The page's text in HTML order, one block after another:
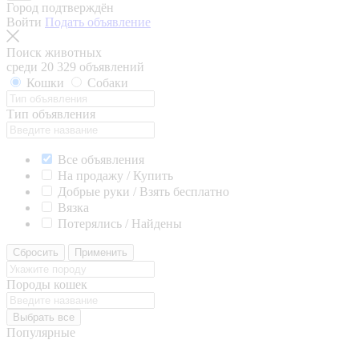
Город подтверждён
Войти Подать объявление
Поиск животных
среди 20 329 объявлений
Кошки
Собаки
Тип объявления
Все объявления
На продажу / Купить
Добрые руки / Взять бесплатно
Вязка
Потерялись / Найдены
Сбросить Применить
Породы кошек
Выбрать все
Популярные